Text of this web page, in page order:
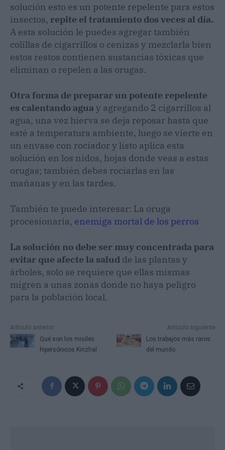
solución esto es un potente repelente para estos
insectos, repite el tratamiento dos veces al día.
A esta solución le puedes agregar también
colillas de cigarrillos o cenizas y mezclarla bien
estos restos contienen sustancias tóxicas que
eliminan o repelen a las orugas.
Otra forma de preparar un potente repelente
es calentando agua y agregando 2 cigarrillos al
agua, una vez hierva se deja reposar hasta que
esté a temperatura ambiente, luego se vierte en
un envase con rociador y listo aplica esta
solución en los nidos, hojas donde veas a estas
orugas; también debes rociarlas en las
mañanas y en las tardes.
También te puede interesar: La oruga
procesionaria, enemiga mortal de los perros
La solución no debe ser muy concentrada para
evitar que afecte la salud de las plantas y
árboles, solo se requiere que ellas mismas
migren a unas zonas donde no haya peligro
para la población local.
Artículo anterior
Qué son los misiles
hipersónicos Kinzhal
Artículo siguiente
Los trabajos más raros
del mundo